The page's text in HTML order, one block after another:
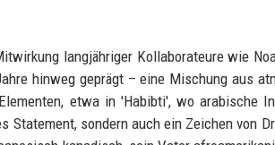
langjähriger Kollaborateure wie
hinweg geprägt – eine Mischung aus
etwa in 'Habibti', wo arabische
sondern auch ein Zeichen von